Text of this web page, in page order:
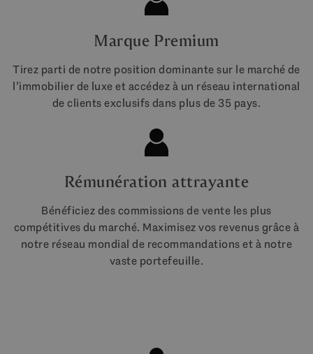
Marque Premium
Tirez parti de notre position dominante sur le marché de
l’immobilier de luxe et accédez à un réseau international
de clients exclusifs dans plus de 35 pays.
Rémunération attrayante
Bénéficiez des commissions de vente les plus
compétitives du marché. Maximisez vos revenus grâce à
notre réseau mondial de recommandations et à notre
vaste portefeuille.